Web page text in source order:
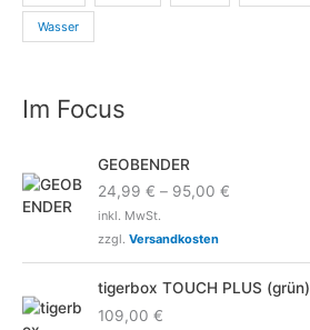
Wasser
Im Focus
GEOBENDER
24,99€ – 95,00€
inkl. MwSt.
zzgl.Versandkosten
tigerbox TOUCH PLUS (grün)
109,00€